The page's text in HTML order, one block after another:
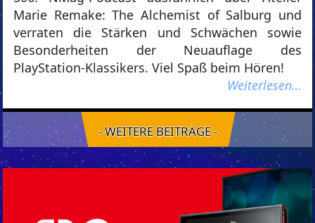
Marie Remake: The Alchemist of Salburg und
verraten die Stärken und Schwächen sowie
Besonderheiten der Neuauflage des
PlayStation-Klassikers. Viel Spaß beim Hören!
Weiterlesen…
- WEITERE BEITRÄGE -